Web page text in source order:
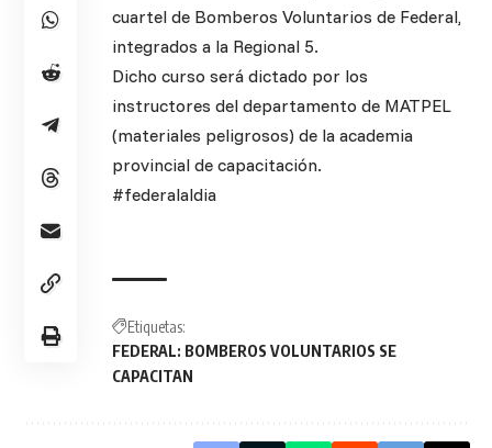
cuartel de Bomberos Voluntarios de Federal,
integrados a la Regional 5.
Dicho curso será dictado por los
instructores del departamento de MATPEL
(materiales peligrosos) de la academia
provincial de capacitación.
#federalaldia
Etiquetas:
FEDERAL: BOMBEROS VOLUNTARIOS SE
CAPACITAN